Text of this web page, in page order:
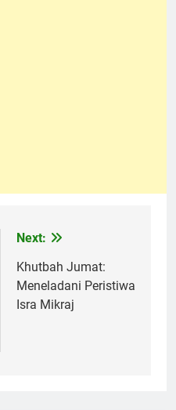
Next:
Khutbah Jumat:
Meneladani Peristiwa
Isra Mikraj